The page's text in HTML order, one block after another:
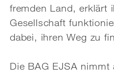
fremden Land, erklärt
Gesellschaft
dabei, ihren Weg zu
Die BAG EJSA nimmt